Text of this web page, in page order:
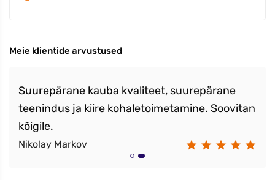
Meie klientide arvustused
Suurepärane kauba kvaliteet, suurepärane
teenindus ja kiire kohaletoimetamine. Soovitan
kõigile.
Nikolay Markov